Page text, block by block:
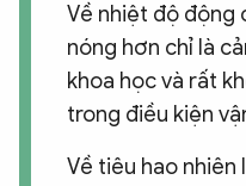
Về nhiệt độ động
nóng hơn chỉ là
khoa học và rất
trong điều kiện
Về tiêu hao nhiên